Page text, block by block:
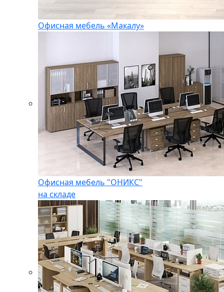
Офисная мебель «Макалу»
Офисная мебель "ОНИКС"
на складе